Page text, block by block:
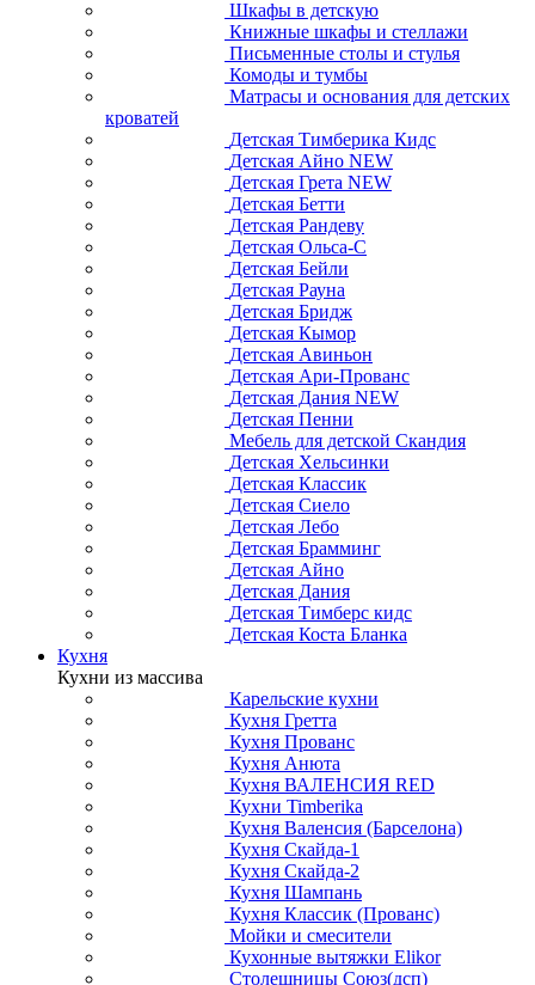
Шкафы в детскую
Книжные шкафы и стеллажи
Письменные столы и стулья
Комоды и тумбы
Матрасы и основания для детских
кроватей
Детская Тимберика Кидс
Детская Айно NEW
Детская Грета NEW
Детская Бетти
Детская Рандеву
Детская Ольса-С
Детская Бейли
Детская Рауна
Детская Бридж
Детская Кымор
Детская Авиньон
Детская Ари-Прованс
Детская Дания NEW
Детская Пенни
Мебель для детской Скандия
Детская Хельсинки
Детская Классик
Детская Сиело
Детская Лебо
Детская Брамминг
Детская Айно
Детская Дания
Детская Тимберс кидс
Детская Коста Бланка
Кухня
Кухни из массива
Карельские кухни
Кухня Гретта
Кухня Прованс
Кухня Анюта
Кухня ВАЛЕНСИЯ RED
Кухни Timberika
Кухня Валенсия (Барселона)
Кухня Скайда-1
Кухня Скайда-2
Кухня Шампань
Кухня Классик (Прованс)
Мойки и смесители
Кухонные вытяжки Elikor
Столешницы Союз(дсп)